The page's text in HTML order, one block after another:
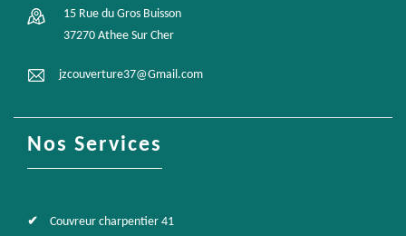
15 Rue du Gros Buisson
37270 Athee Sur Cher
jzcouverture37@Gmail.com
Nos Services
Couvreur charpentier 41